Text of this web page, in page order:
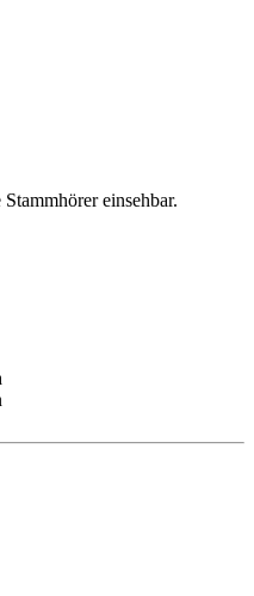
einsehbar.